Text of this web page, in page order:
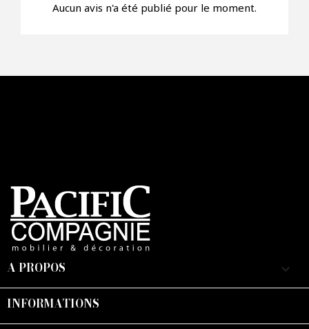
Aucun avis n'a été publié pour le moment.
A PROPOS keyboard_arrow_down
INFORMATIONS